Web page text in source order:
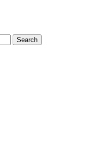
Search